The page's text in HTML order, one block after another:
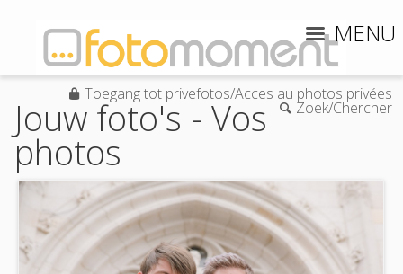
MENU
Toegang tot privefotos/Acces au photos privées
Zoek/Chercher
Jouw foto's - Vos
photos